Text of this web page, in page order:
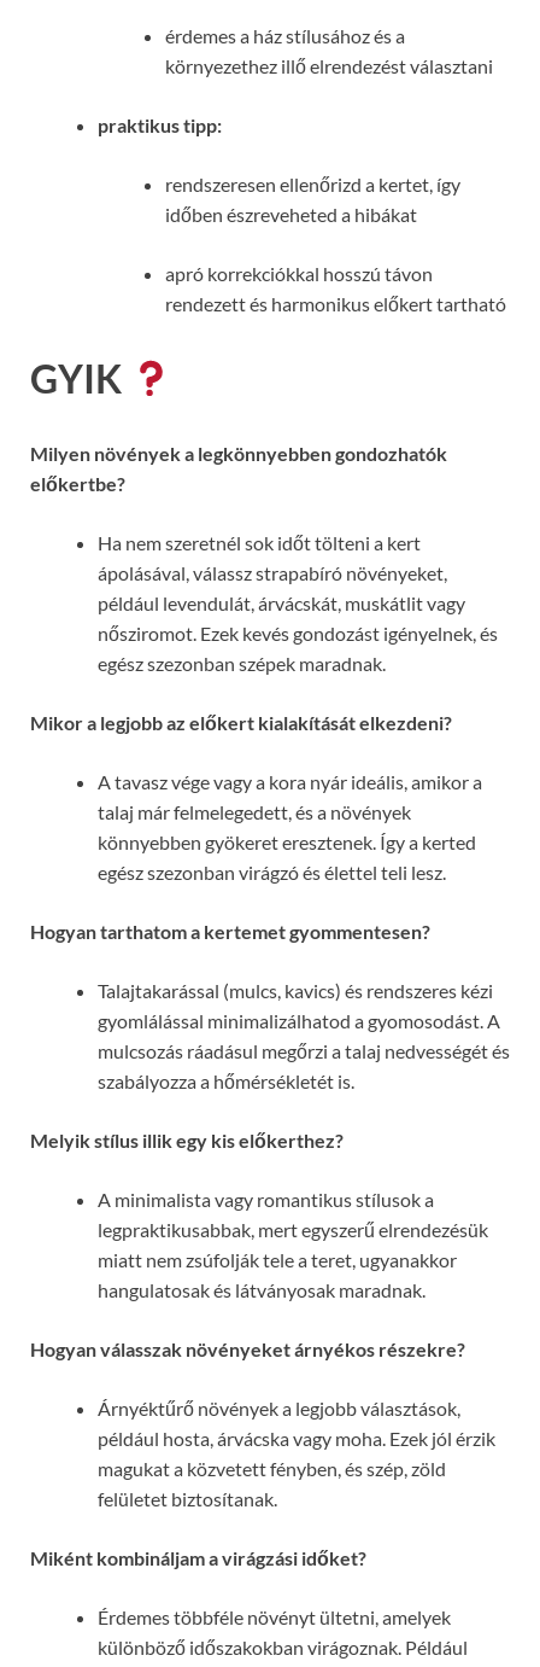
érdemes a ház stílusához és a
környezethez illő elrendezést választani
praktikus tipp:
rendszeresen ellenőrizd a kertet, így
időben észreveheted a hibákat
apró korrekciókkal hosszú távon
rendezett és harmonikus előkert tartható
GYIK
Milyen növények a legkönnyebben gondozhatók
előkertbe?
Ha nem szeretnél sok időt tölteni a kert
ápolásával, válassz strapabíró növényeket,
például levendulát, árvácskát, muskátlit vagy
nősziromot. Ezek kevés gondozást igényelnek, és
egész szezonban szépek maradnak.
Mikor a legjobb az előkert kialakítását elkezdeni?
A tavasz vége vagy a kora nyár ideális, amikor a
talaj már felmelegedett, és a növények
könnyebben gyökeret eresztenek. Így a kerted
egész szezonban virágzó és élettel teli lesz.
Hogyan tarthatom a kertemet gyommentesen?
Talajtakarással (mulcs, kavics) és rendszeres kézi
gyomlálással minimalizálhatod a gyomosodást. A
mulcsozás ráadásul megőrzi a talaj nedvességét és
szabályozza a hőmérsékletét is.
Melyik stílus illik egy kis előkerthez?
A minimalista vagy romantikus stílusok a
legpraktikusabbak, mert egyszerű elrendezésük
miatt nem zsúfolják tele a teret, ugyanakkor
hangulatosak és látványosak maradnak.
Hogyan válasszak növényeket árnyékos részekre?
Árnyéktűrő növények a legjobb választások,
például hosta, árvácska vagy moha. Ezek jól érzik
magukat a közvetett fényben, és szép, zöld
felületet biztosítanak.
Miként kombináljam a virágzási időket?
Érdemes többféle növényt ültetni, amelyek
különböző időszakokban virágoznak. Például